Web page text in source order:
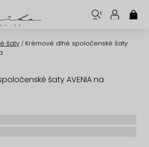
šaty / Krémové dlhé spoločenské šaty
šaty AVENIA na